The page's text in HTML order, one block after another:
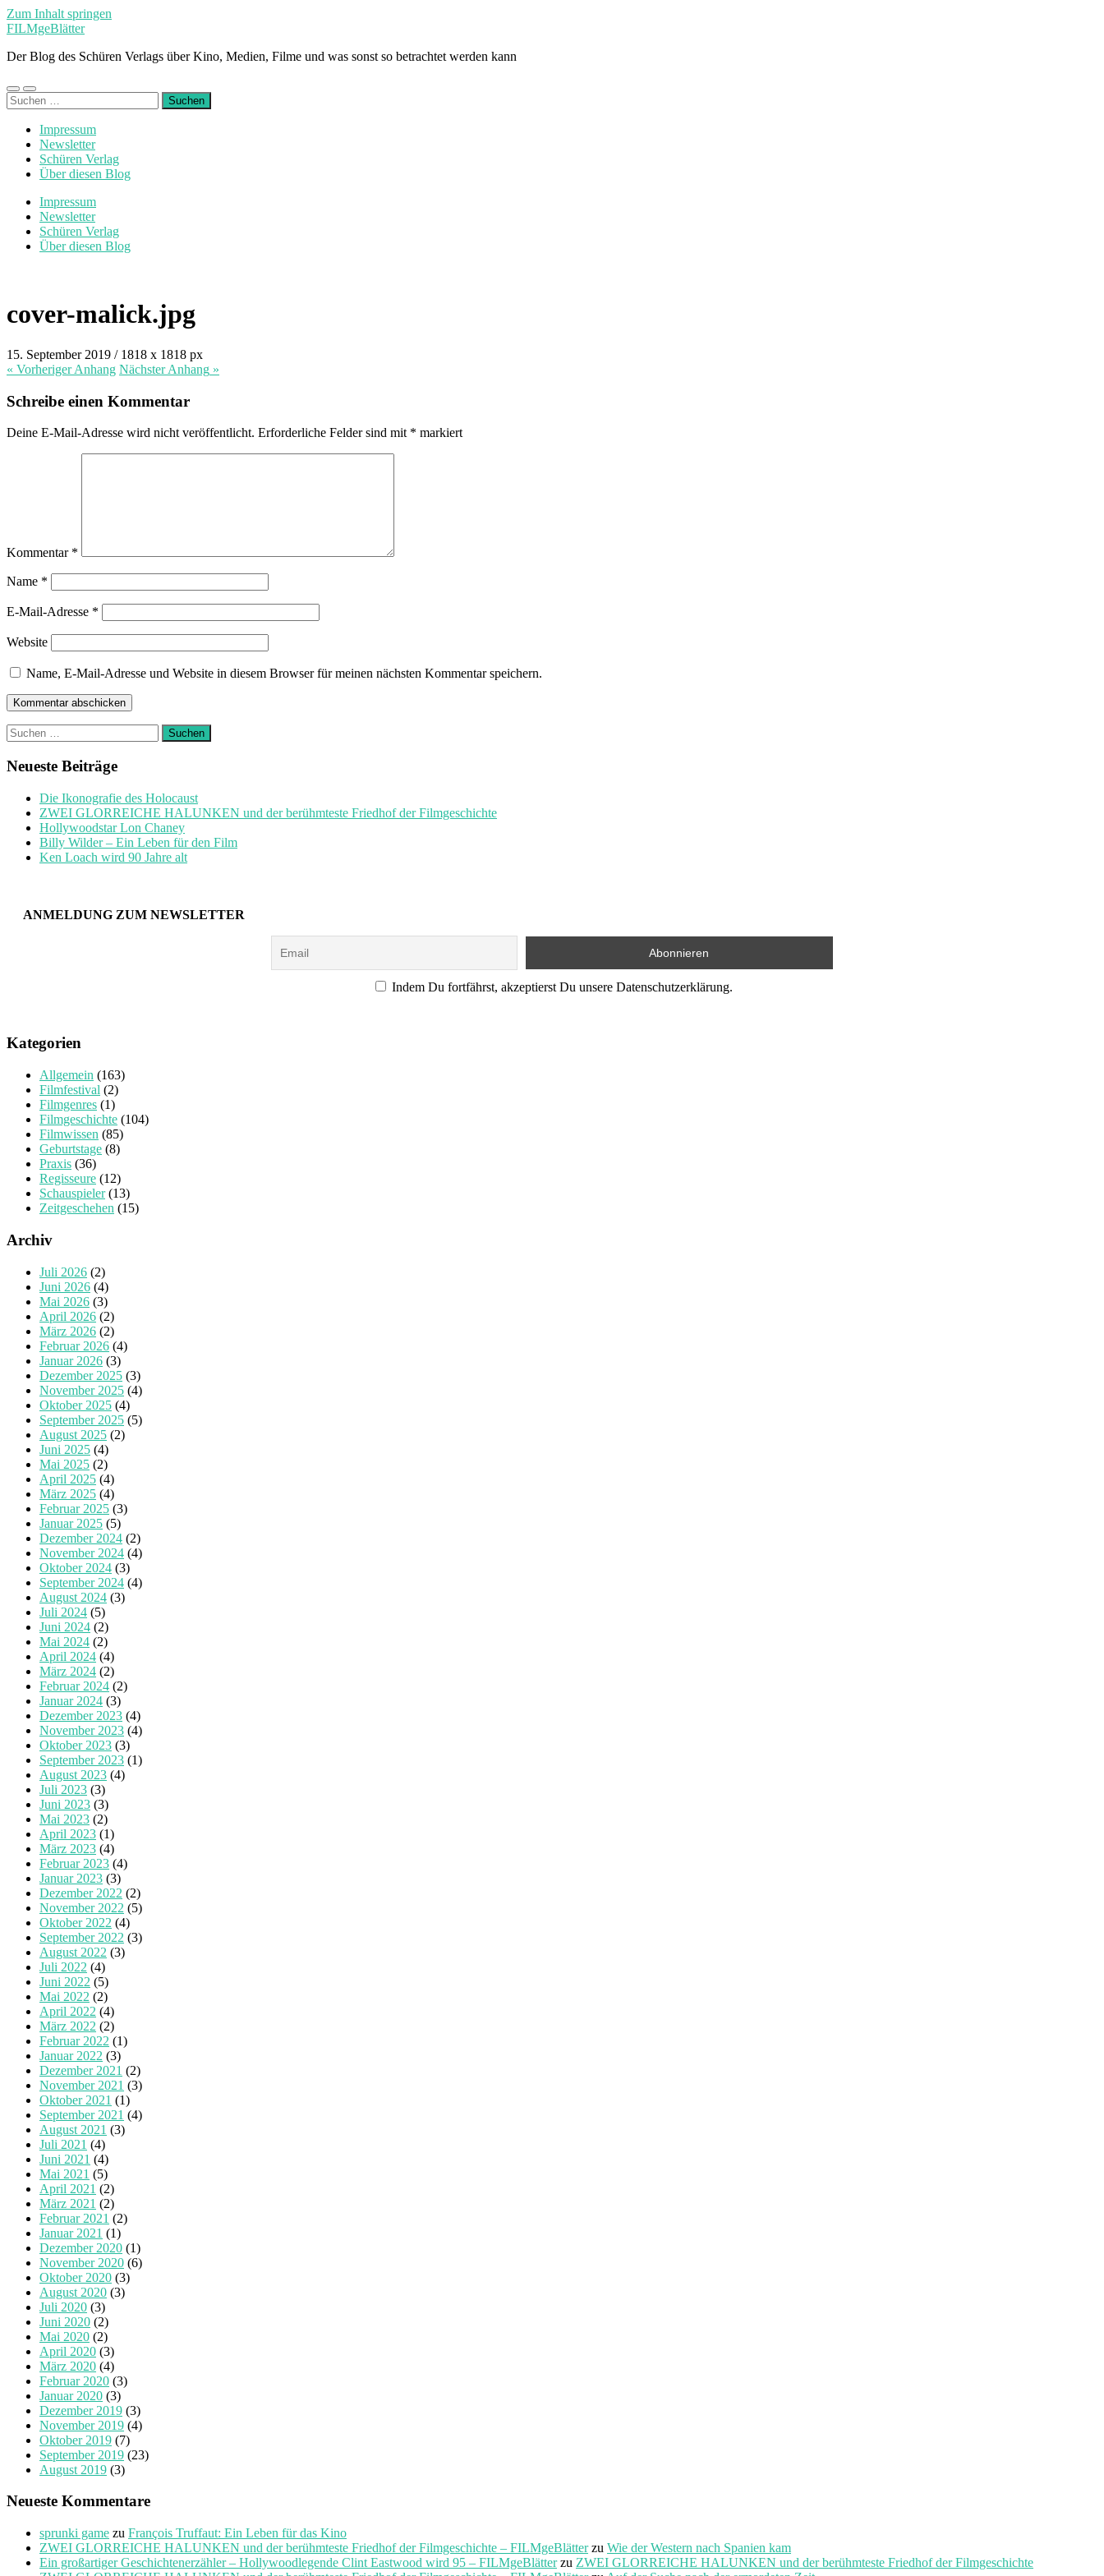
Zum Inhalt springen
FILMgeBlätter
Der Blog des Schüren Verlags über Kino, Medien, Filme und was sonst so betrachtet werden kann
Mobile-
Menü
Suchfeld
ein-/ausblenden
Suchen
nach:
Impressum
Newsletter
Schüren Verlag
Über diesen Blog
Impressum
Newsletter
Schüren Verlag
Über diesen Blog
cover-malick.jpg
15. September 2019 / 1818 x 1818 px
« VorherigerAnhang NächsterAnhang »
Schreibe einen Kommentar
Deine E-Mail-Adresse wird nicht veröffentlicht. Erforderliche Felder sind mit * markiert
Kommentar *
Name *
E-Mail-Adresse *
Website
Name, E-Mail-Adresse und Website in diesem Browser für meinen nächsten Kommentar speichern.
Suchen
nach:
Neueste Beiträge
Die Ikonografie des Holocaust
ZWEI GLORREICHE HALUNKEN und der berühmteste Friedhof der Filmgeschichte
Hollywoodstar Lon Chaney
Billy Wilder – Ein Leben für den Film
Ken Loach wird 90 Jahre alt
ANMELDUNG ZUM NEWSLETTER
Indem Du fortfährst, akzeptierst Du unsere Datenschutzerklärung.
Kategorien
Allgemein (163)
Filmfestival (2)
Filmgenres (1)
Filmgeschichte (104)
Filmwissen (85)
Geburtstage (8)
Praxis (36)
Regisseure (12)
Schauspieler(13)
Zeitgeschehen (15)
Archiv
Juli 2026 (2)
Juni 2026 (4)
Mai 2026 (3)
April 2026 (2)
März 2026 (2)
Februar 2026 (4)
Januar 2026 (3)
Dezember 2025 (3)
November 2025 (4)
Oktober 2025 (4)
September 2025 (5)
August 2025 (2)
Juni 2025 (4)
Mai 2025 (2)
April 2025 (4)
März 2025 (4)
Februar 2025 (3)
Januar 2025 (5)
Dezember 2024 (2)
November 2024 (4)
Oktober 2024 (3)
September 2024 (4)
August 2024 (3)
Juli 2024 (5)
Juni 2024 (2)
Mai 2024 (2)
April 2024 (4)
März 2024 (2)
Februar 2024 (2)
Januar 2024 (3)
Dezember 2023 (4)
November 2023 (4)
Oktober 2023 (3)
September 2023 (1)
August 2023 (4)
Juli 2023 (3)
Juni 2023 (3)
Mai 2023 (2)
April 2023 (1)
März 2023 (4)
Februar 2023 (4)
Januar 2023 (3)
Dezember 2022 (2)
November 2022 (5)
Oktober 2022 (4)
September 2022 (3)
August 2022 (3)
Juli 2022 (4)
Juni 2022 (5)
Mai 2022 (2)
April 2022 (4)
März 2022 (2)
Februar 2022 (1)
Januar 2022 (3)
Dezember 2021 (2)
November 2021 (3)
Oktober 2021 (1)
September 2021 (4)
August 2021 (3)
Juli 2021 (4)
Juni 2021 (4)
Mai 2021 (5)
April 2021 (2)
März 2021 (2)
Februar 2021 (2)
Januar 2021 (1)
Dezember 2020 (1)
November 2020 (6)
Oktober 2020 (3)
August 2020 (3)
Juli 2020 (3)
Juni 2020 (2)
Mai 2020 (2)
April 2020 (3)
März 2020 (4)
Februar 2020 (3)
Januar 2020 (3)
Dezember 2019 (3)
November 2019 (4)
Oktober 2019 (7)
September 2019 (23)
August 2019 (3)
Neueste Kommentare
sprunki game zu François Truffaut: Ein Leben für das Kino
ZWEI GLORREICHE HALUNKEN und der berühmteste Friedhof der Filmgeschichte – FILMgeBlätterzu Wie der Western nach Spanien kam
Ein großartiger Geschichtenerzähler – Hollywoodlegende Clint Eastwood wird 95 – FILMgeBlätterzu ZWEI GLORREICHE HALUNKEN und der berühmteste Friedhof der Filmgeschichte